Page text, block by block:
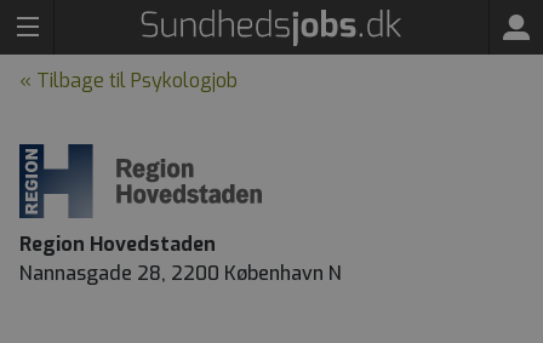
« Tilbage til Psykologjob
Region Hovedstaden
Nannasgade 28, 2200 København N